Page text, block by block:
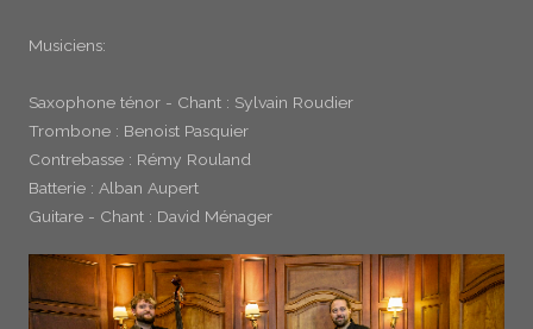
Musiciens:
Saxophone ténor - Chant : Sylvain Roudier
Trombone : Benoist Pasquier
Contrebasse : Rémy Rouland
Batterie : Alban Aupert
Guitare - Chant : David Ménager